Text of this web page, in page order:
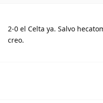
2-0 el Celta ya. Salvo
creo.